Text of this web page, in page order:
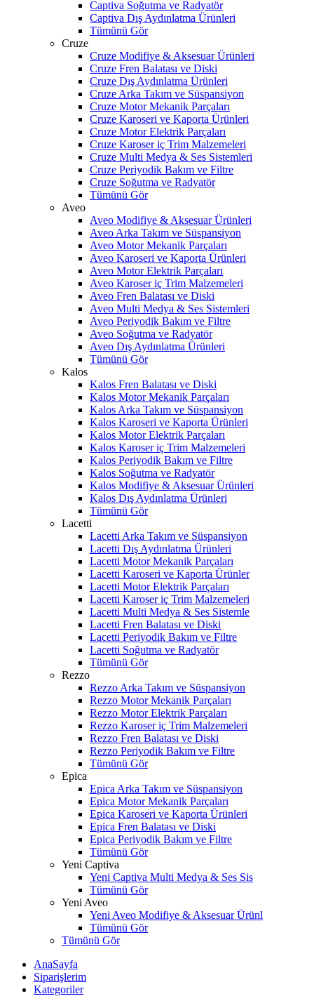
Captiva Soğutma ve Radyatör
Captiva Dış Aydınlatma Ürünleri
Tümünü Gör
Cruze
Cruze Modifiye & Aksesuar Ürünleri
Cruze Fren Balatası ve Diski
Cruze Dış Aydınlatma Ürünleri
Cruze Arka Takım ve Süspansiyon
Cruze Motor Mekanik Parçaları
Cruze Karoseri ve Kaporta Ürünleri
Cruze Motor Elektrik Parçaları
Cruze Karoser iç Trim Malzemeleri
Cruze Multi Medya & Ses Sistemleri
Cruze Periyodik Bakım ve Filtre
Cruze Soğutma ve Radyatör
Tümünü Gör
Aveo
Aveo Modifiye & Aksesuar Ürünleri
Aveo Arka Takım ve Süspansiyon
Aveo Motor Mekanik Parçaları
Aveo Karoseri ve Kaporta Ürünleri
Aveo Motor Elektrik Parçaları
Aveo Karoser iç Trim Malzemeleri
Aveo Fren Balatası ve Diski
Aveo Multi Medya & Ses Sistemleri
Aveo Periyodik Bakım ve Filtre
Aveo Soğutma ve Radyatör
Aveo Dış Aydınlatma Ürünleri
Tümünü Gör
Kalos
Kalos Fren Balatası ve Diski
Kalos Motor Mekanik Parçaları
Kalos Arka Takım ve Süspansiyon
Kalos Karoseri ve Kaporta Ürünleri
Kalos Motor Elektrik Parçaları
Kalos Karoser iç Trim Malzemeleri
Kalos Periyodik Bakım ve Filtre
Kalos Soğutma ve Radyatör
Kalos Modifiye & Aksesuar Ürünleri
Kalos Dış Aydınlatma Ürünleri
Tümünü Gör
Lacetti
Lacetti Arka Takım ve Süspansiyon
Lacetti Dış Aydınlatma Ürünleri
Lacetti Motor Mekanik Parçaları
Lacetti Karoseri ve Kaporta Ürünler
Lacetti Motor Elektrik Parçaları
Lacetti Karoser iç Trim Malzemeleri
Lacetti Multi Medya & Ses Sistemle
Lacetti Fren Balatası ve Diski
Lacetti Periyodik Bakım ve Filtre
Lacetti Soğutma ve Radyatör
Tümünü Gör
Rezzo
Rezzo Arka Takım ve Süspansiyon
Rezzo Motor Mekanik Parçaları
Rezzo Motor Elektrik Parçaları
Rezzo Karoser iç Trim Malzemeleri
Rezzo Fren Balatası ve Diski
Rezzo Periyodik Bakım ve Filtre
Tümünü Gör
Epica
Epica Arka Takım ve Süspansiyon
Epica Motor Mekanik Parçaları
Epica Karoseri ve Kaporta Ürünleri
Epica Fren Balatası ve Diski
Epica Periyodik Bakım ve Filtre
Tümünü Gör
Yeni Captiva
Yeni Captiva Multi Medya & Ses Sis
Tümünü Gör
Yeni Aveo
Yeni Aveo Modifiye & Aksesuar Ürünl
Tümünü Gör
Tümünü Gör
AnaSayfa
Siparişlerim
Kategoriler